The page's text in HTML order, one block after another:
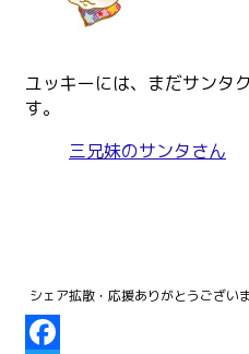
ユッキーには、まだサンタ
す。
三兄妹のサンタさん